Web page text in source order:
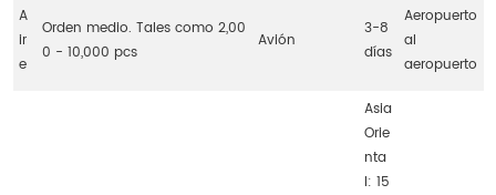
A
ir
e
Orden medio. Tales como 2,00
0 - 10,000 pcs
Avión
3-8
días
Aeropuerto
al
aeropuerto
Asia
Orie
nta
l: 15